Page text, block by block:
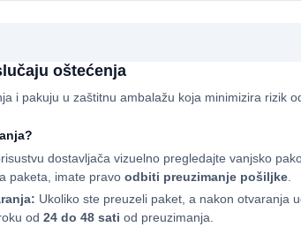
oštećenja
i pakuju u zaštitnu ambalažu koja minimizira rizik
dostavljača vizuelno pregledajte vanjsko
paketa, imate pravo odbiti preuzimanje pošiljke.
Ukoliko ste preuzeli paket, a nakon otvaranja
od 24 do 48 sati od preuzimanja.